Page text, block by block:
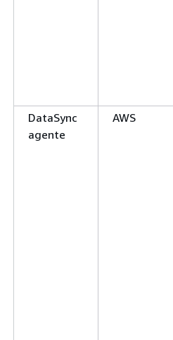
DataSync
agente
AWS